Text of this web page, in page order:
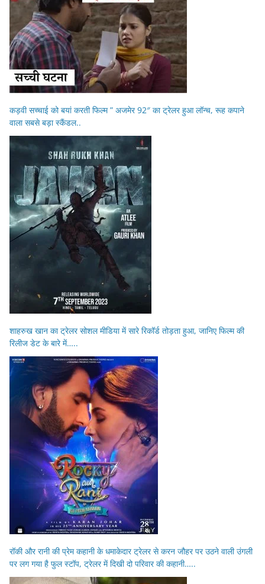
कड़वी सच्चाई को बयां करती फिल्म ” अजमेर 92″ का ट्रेलर हुआ लॉन्च, रूह कपाने
वाला सबसे बड़ा स्कैंडल..
शाहरुख खान का ट्रेलर सोशल मीडिया में सारे रिकॉर्ड तोड़ता हुआ, जानिए फिल्म की
रिलीज डेट के बारे में…..
रॉकी और रानी की प्रेम कहानी के धमाकेदार ट्रेलर से करन जौहर पर उठने वाली उंगली
पर लग गया है फुल स्टॉप, ट्रेलर में दिखी दो परिवार की कहानी…..